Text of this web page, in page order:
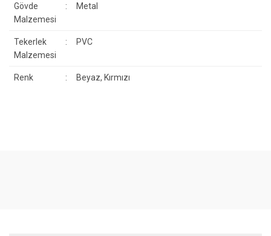
Gövde
Malzemesi
: Metal
Tekerlek
Malzemesi
: PVC
Renk : Beyaz, Kırmızı